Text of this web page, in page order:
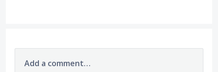
Add a comment…